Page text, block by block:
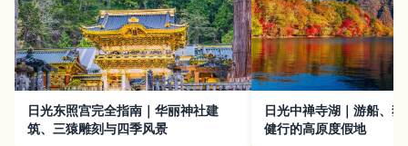
日光东照宫完全指南｜华丽神社建
筑、三猿雕刻与四季风景
日光中禅寺湖｜游船、
健行的高原度假地